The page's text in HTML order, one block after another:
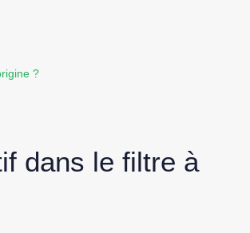
?
dans le filtre à